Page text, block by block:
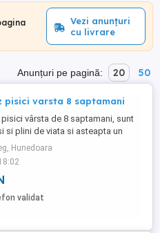
Vezi anunțuri
cu livrare
Anunțuri pe pagină: 20 50
pisici varsta 8 saptamani
vârsta de 8 saptamani, sunt
si plini de viata si asteapta un
Hunedoara
validat